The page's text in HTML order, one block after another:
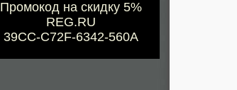
Промокод на скидку 5%
REG.RU
39CC-C72F-6342-560A